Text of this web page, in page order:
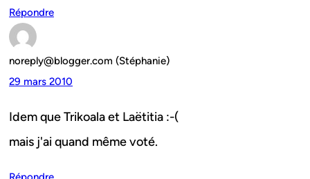
Répondre
noreply@blogger.com (Stéphanie)
29 mars 2010
Idem que Trikoala et Laëtitia :-(
mais j'ai quand même voté.